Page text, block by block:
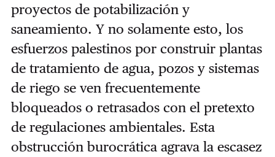
proyectos de potabilización y
saneamiento. Y no solamente esto, los
esfuerzos palestinos por construir plantas
de tratamiento de agua, pozos y sistemas
de riego se ven frecuentemente
bloqueados o retrasados ​​con el pretexto
de regulaciones ambientales. Esta
obstrucción burocrática agrava la escasez